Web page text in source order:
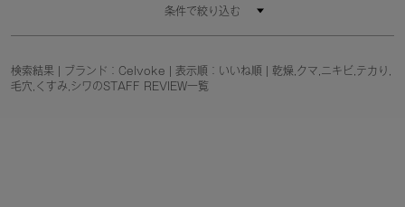
条件で絞り込む
検索結果 | ブランド：Celvoke | 表示順：いいね順 | 乾燥,クマ,ニキビ,テカり,
毛穴,くすみ,シワのSTAFF REVIEW一覧